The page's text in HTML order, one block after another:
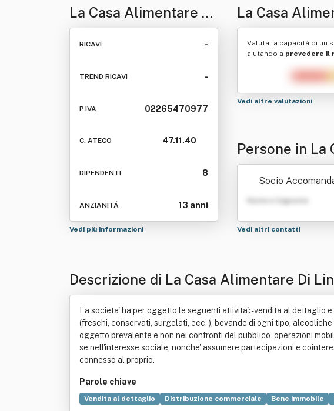
La Casa Alimentare Di
Lin Zhanghua & C. Sas
RICAVI -
TREND RICAVI -
P.IVA 02265470977
C. ATECO 47.11.40
DIPENDENTI 8
ANZIANITÁ 13 anni
Vedi più informazioni
La Casa
C. Sas
Valuta la capacità di un
aiutando a prevedere il
Vedi altre valutazioni
Persone in La
hanghua & C.
Socio
Nome e Cognome
Vedi altri contatti
Descrizione di La Casa Alimentare Di
La societa' ha per oggetto le seguenti attivita': - vendita al
(freschi, conservati, surgelati, ecc. ), bevande di ogni tipo,
oggetto prevalente e non nei confronti del pubblico - operazioni
se nell'interesse sociale, nonche' assumere partecipazioni e
connesso al proprio.
Parole chiave
Vendita al dettaglio Distribuzione commerciale Bene immobile